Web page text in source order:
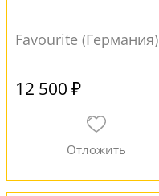
Favourite (Германия)
12 500 ₽